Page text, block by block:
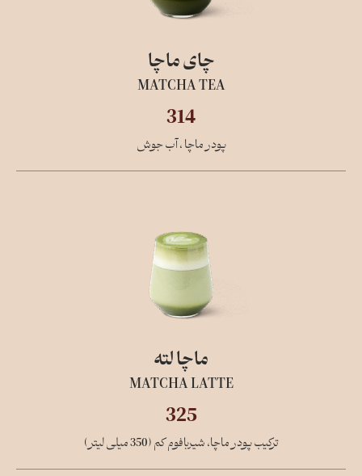
چای ماچا
MATCHA TEA
314
پودر ماچا ، آب جوش
ماچا لته
MATCHA LATTE
325
ترکیب پودر ماچا، شیربافوم کم (350 میلی لیتر)